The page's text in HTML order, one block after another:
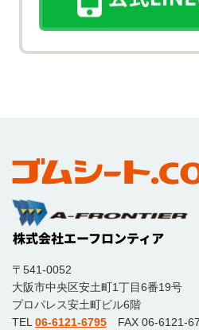
〒541-0052
大阪市中央区安土町1丁目6番19号
プロパレス安土町ビル6階
TEL 06-6121-6795 FAX 06-6121-